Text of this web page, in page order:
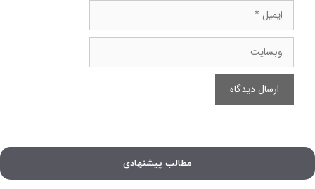
ایمیل
وبسایت
مطالب پیشنهادی